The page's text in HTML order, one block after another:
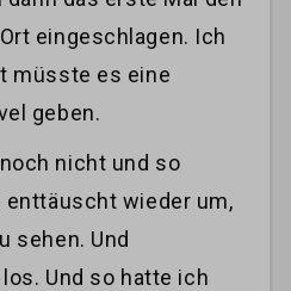
eingeschlagen. Ich
müsste es eine
geben.
nicht und so
enttäuscht wieder um,
sehen. Und
Und so hatte ich